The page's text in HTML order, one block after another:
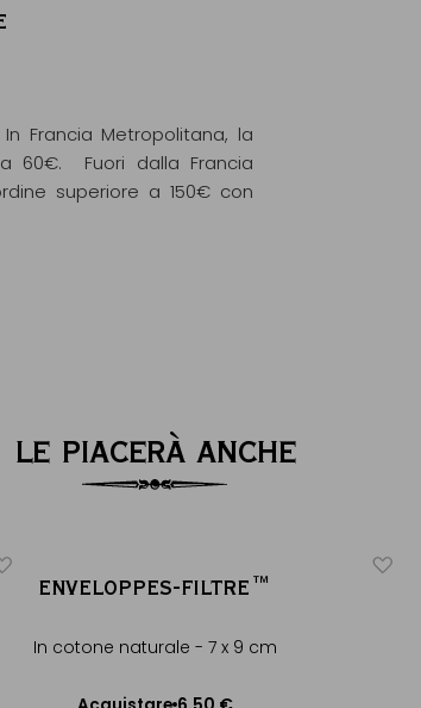
Francia Metropolitana, la
60€. Fuori dalla Francia
superiore a 150€ con
LE PIACERÀ ANCHE
ENVELOPPES-FILTRE™
In cotone naturale - 7 x 9 cm